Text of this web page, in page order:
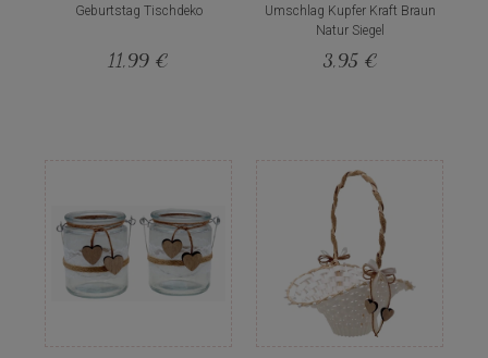
Geburtstag Tischdeko
11,99 €
Umschlag Kupfer Kraft Braun
Natur Siegel
3,95 €